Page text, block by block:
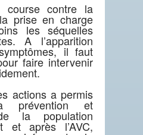
course contre la
prise en charge
les séquelles
A l’apparition
il faut
faire intervenir
actions a permis
prévention et
la population
et après l’AVC,